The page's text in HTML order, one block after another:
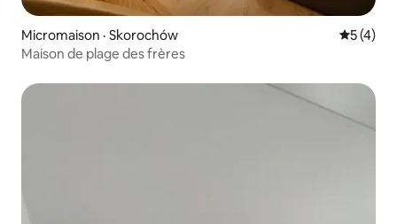
Micromaison · Skorochów Note
5 (4)
Maison de plage des frères